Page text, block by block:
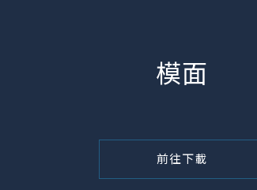
模面
前往下載